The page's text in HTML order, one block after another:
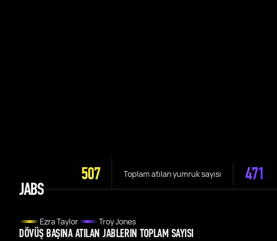
507 Toplam atılan yumruk sayısı 471
JABS
Ezra Taylor Troy Jones
DÖVÜŞ BAŞINA ATILAN JABLERIN TOPLAM SAYISI